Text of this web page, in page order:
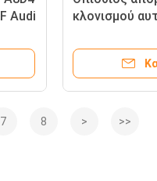
Audi
κλονισμού
4G0616031
7 8 > >>